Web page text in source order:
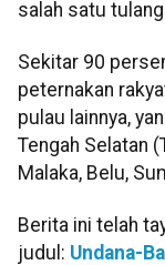
salah satu
Sekitar 90
peternakan
pulau lainnya,
Tengah Selatan
Malaka, Belu,
Berita ini telah
judul: Undana-